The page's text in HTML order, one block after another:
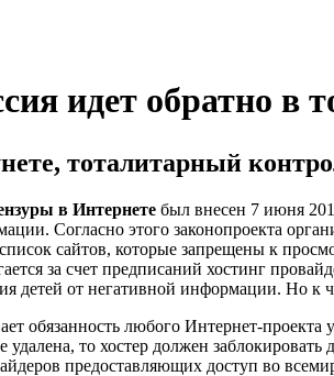
идет обратно в
тоталитарный
в Интернете был внесен 7 июня
Согласно этого законопроекта
сайтов, которые запрещены к
за счет предписаний хостинг
детей от негативной информации. Но к
обязанность любого Интернет-
то хостер должен
предоставляющих доступ во